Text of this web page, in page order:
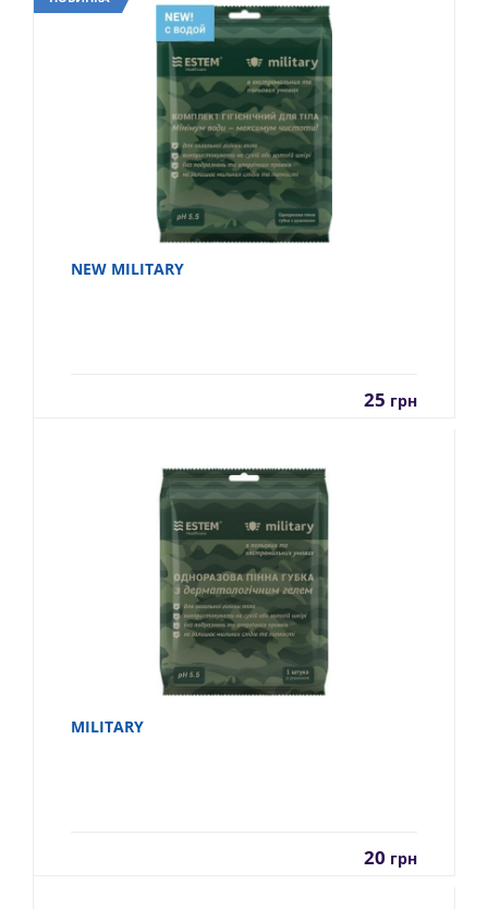
NEW MILITARY
25 грн
MILITARY
20 грн